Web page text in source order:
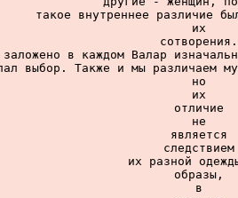
такое внутреннее различие
их
сотворения.
заложено в каждом Валар
выбор. Также и мы различаем
но
их
отличие
не
является
следствием
их разной
образы,
в